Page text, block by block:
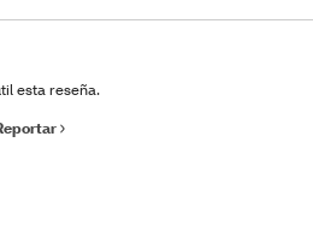
esta reseña.